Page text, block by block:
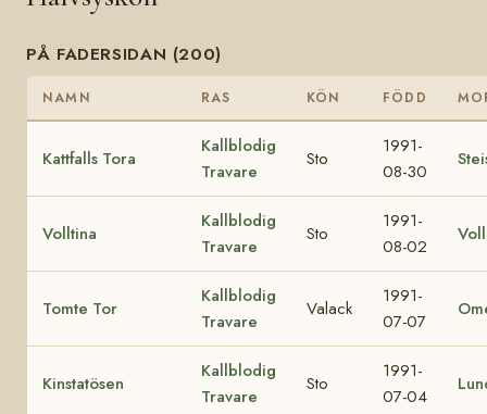
PÅ FADERSIDAN (200)
NAMN RAS KÖN FÖDD
Kattfalls Tora
Kallblodig
Travare
Sto
1991-
08-30
Volltina
Kallblodig
Travare
Sto
1991-
08-02
Tomte Tor
Kallblodig
Travare
Valack
1991-
07-07
Kinstatösen
Kallblodig
Travare
Sto
1991-
07-04